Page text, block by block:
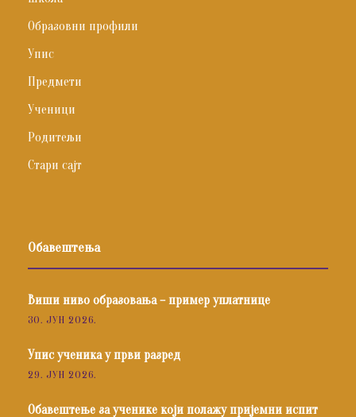
Образовни профили
Упис
Предмети
Ученици
Родитељи
Стари сајт
Обавештења
Виши ниво образовања – пример уплатнице
30. ЈУН 2026.
Упис ученика у први разред
29. ЈУН 2026.
Обавештење за ученике који полажу пријемни испит